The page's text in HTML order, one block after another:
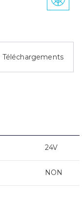
Téléchargements
24V
NON